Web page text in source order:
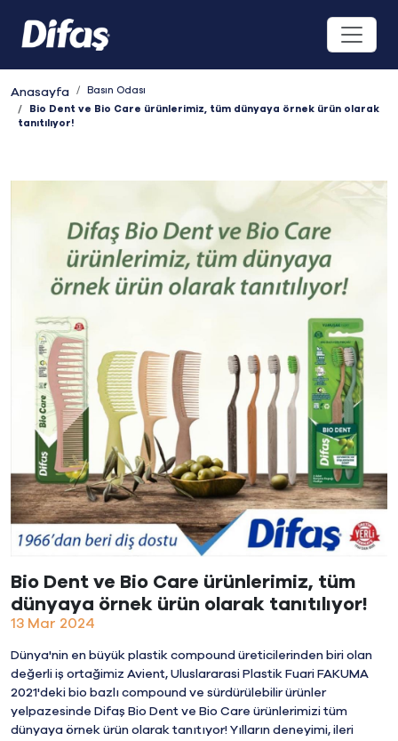
Anasayfa
Basın Odası
Bio Dent ve Bio Care ürünlerimiz, tüm dünyaya örnek ürün olarak
tanıtılıyor!
Bio Dent ve Bio Care ürünlerimiz, tüm
dünyaya örnek ürün olarak tanıtılıyor!
13 Mar 2024
Dünya'nin en büyük plastik compound üreticilerinden biri olan
değerli iş ortağimiz Avient, Uluslararasi Plastik Fuari FAKUMA
2021'deki bio bazlı compound ve sürdürülebilir ürünler
yelpazesinde Difaş Bio Dent ve Bio Care ürünlerimizi tüm
dünyaya örnek ürün olarak tanıtıyor! Yılların deneyimi, ileri